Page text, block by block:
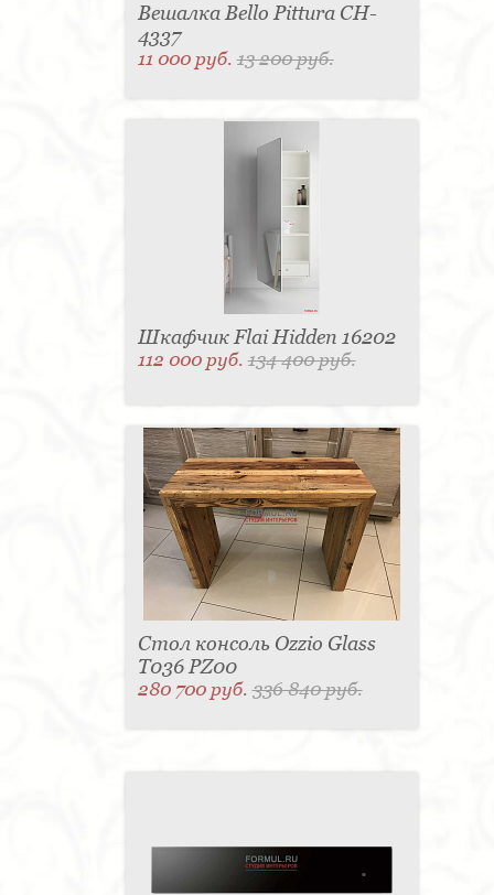
Вешалка Bello Pittura CH-
4337
11 000 руб.13 200 руб.
Шкафчик Flai Hidden 16202
112 000 руб.134 400 руб.
Стол консоль Ozzio Glass
T036 PZ00
280 700 руб.336 840 руб.